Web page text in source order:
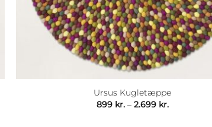
Ursus Kugletæppe
899 kr. – 2.699 kr.Prisinterval: